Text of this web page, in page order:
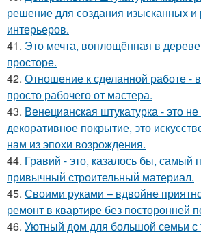
решение для создания изысканных
интерьеров.
41. Это мечта, воплощённая в
просторе.
42. Отношение к сделанной работе -
просто рабочего от мастера.
43. Венецианская штукатурка - это
декоративное покрытие, это
нам из эпохи возрождения.
44. Гравий - это, казалось бы, самый
привычный строительный материал.
45. Своими руками – вдвойне
ремонт в квартире без посторонней
46. Уютный дом для большой семьи с